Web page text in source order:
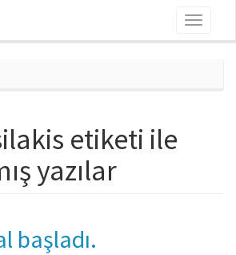
Toggle
etiketi ile
yazılar
başladı.